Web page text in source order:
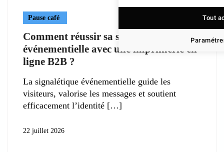
Pause café
Comment réussir sa signalétique
événementielle avec une imprimerie en
ligne B2B ?
La signalétique événementielle guide les
visiteurs, valorise les messages et soutient
efficacement l’identité
22 juillet 2026
Tout